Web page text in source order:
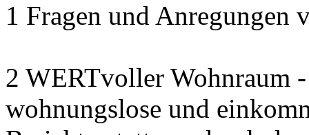
1 Fragen und Anregungen
2 WERTvoller Wohnraum
wohnungslose und